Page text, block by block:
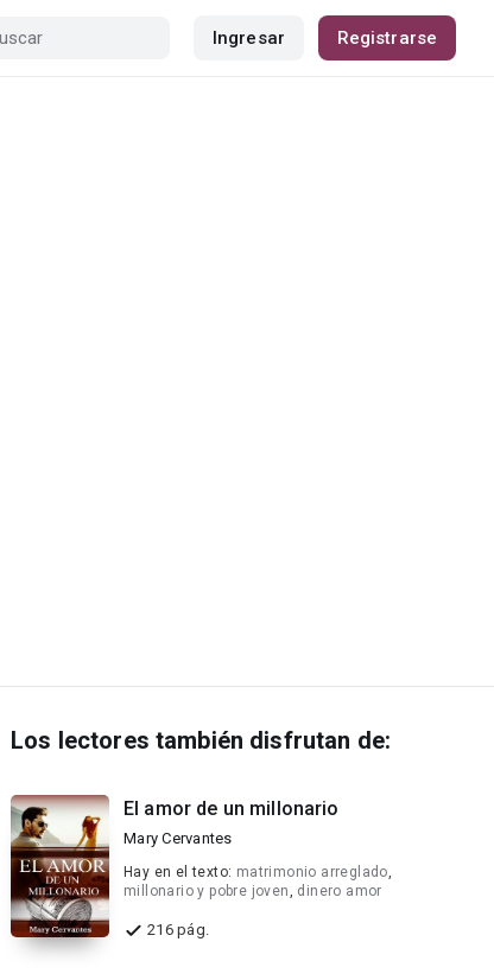
Ingresar Registrarse
Los lectores también disfrutan de:
El amor de un millonario
Mary Cervantes
Hay en el texto: matrimonio arreglado,
millonario y pobre joven, dinero amor
216 pág.